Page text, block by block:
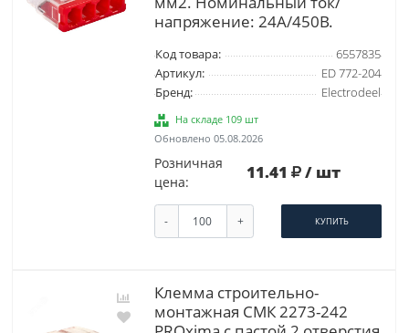
напряжение: 24А/450В.
Код товара:
6557835
Артикул:
ED 772-204
Бренд:
Electrodeel
На складе 109 шт
Обновлено 05.08.2026
Розничная
цена:
11.41 / шт
- + КУПИТЬ
Клемма строительно-
монтажная СМК 2273-242